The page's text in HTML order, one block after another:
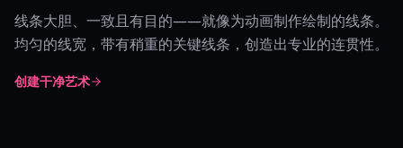
线条大胆、一致且有目的——就像为动画制作绘制的线条。
均匀的线宽，带有稍重的关键线条，创造出专业的连贯性。
创建干净艺术